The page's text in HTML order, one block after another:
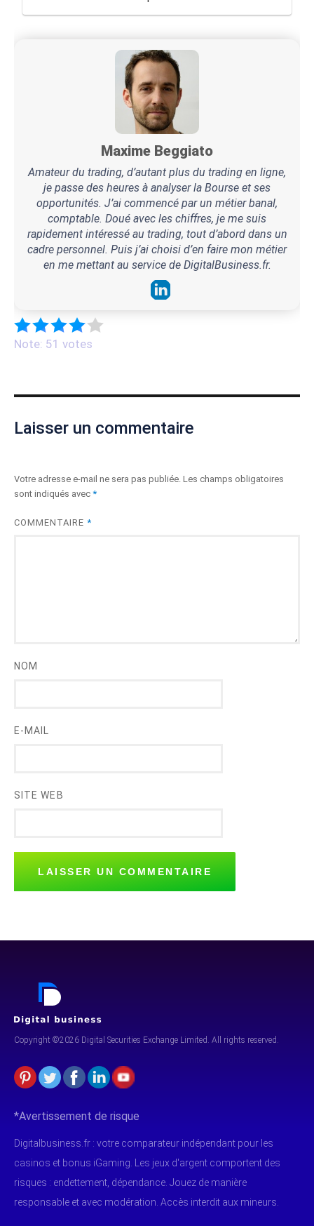
Maxime Beggiato
Amateur du trading, d’autant plus du trading en ligne,
je passe des heures à analyser la Bourse et ses
opportunités. J’ai commencé par un métier banal,
comptable. Doué avec les chiffres, je me suis
rapidement intéressé au trading, tout d’abord dans un
cadre personnel. Puis j’ai choisi d’en faire mon métier
en me mettant au service de DigitalBusiness.fr.
Note: 51 votes
Laisser un commentaire
Votre adresse e-mail ne sera pas publiée. Les champs obligatoires
sont indiqués avec *
COMMENTAIRE *
NOM
E-MAIL
SITE WEB
Copyright ©2026 Digital Securities Exchange Limited. All rights reserved.
*Avertissement de risque
Digitalbusiness.fr : votre comparateur indépendant pour les
casinos et bonus iGaming. Les jeux d'argent comportent des
risques : endettement, dépendance. Jouez de manière
responsable et avec modération. Accès interdit aux mineurs.